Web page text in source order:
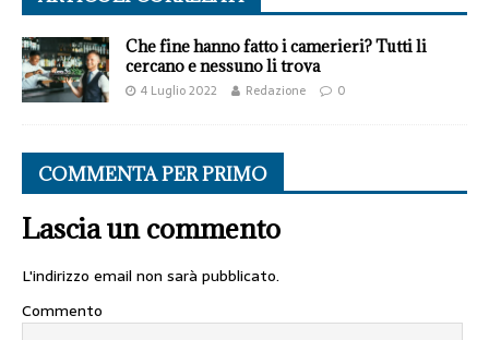
Che fine hanno fatto i camerieri? Tutti li
cercano e nessuno li trova
4 Luglio 2022 Redazione 0
COMMENTA PER PRIMO
Lascia un commento
L'indirizzo email non sarà pubblicato.
Commento